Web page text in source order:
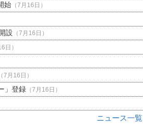
始（7月16日）
設 （7月16日）
日）
7月16日）
」登録（7月16日）
ニュース一覧